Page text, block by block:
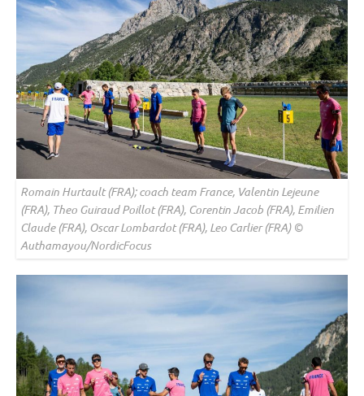
Romain Hurtault (FRA); coach team France, Valentin Lejeune
(FRA), Theo Guiraud Poillot (FRA), Corentin Jacob (FRA), Emilien
Claude (FRA), Oscar Lombardot (FRA), Leo Carlier (FRA) ©
Authamayou/NordicFocus